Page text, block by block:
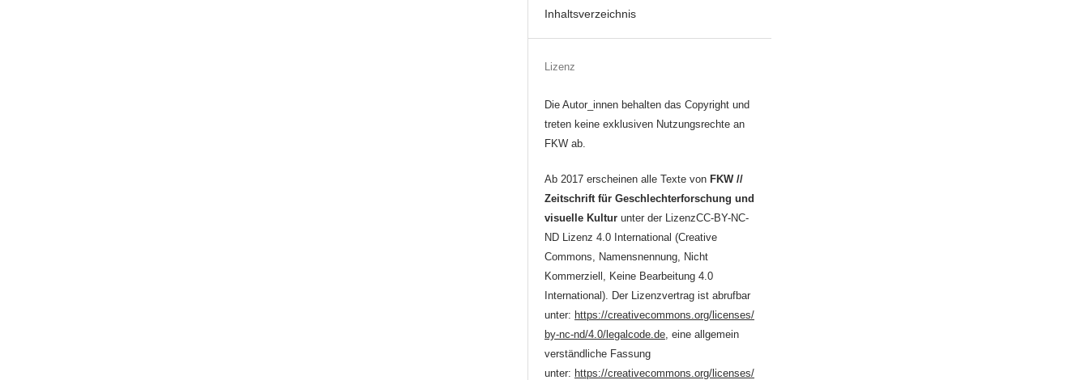
Inhaltsverzeichnis
Lizenz
Die Autor_innen behalten das Copyright und
treten keine exklusiven Nutzungsrechte an
FKW ab.
Ab 2017 erscheinen alle Texte von FKW //
Zeitschrift für Geschlechterforschung und
visuelle Kultur unter der LizenzCC-BY-NC-
ND Lizenz 4.0 International (Creative
Commons, Namensnennung, Nicht
Kommerziell, Keine Bearbeitung 4.0
International). Der Lizenzvertrag ist abrufbar
unter: https://creativecommons.org/licenses/
by-nc-nd/4.0/legalcode.de , eine allgemein
verständliche Fassung
unter: https://creativecommons.org/licenses/